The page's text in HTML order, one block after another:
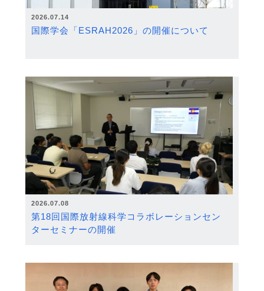
2026.07.14
国際学会「ESRAH2026」の開催について
2026.07.08
第18回国際放射線科学コラボレーションセン
ターセミナーの開催